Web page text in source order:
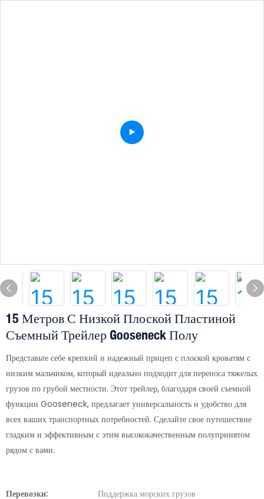
15 Метров С Низкой Плоской Пластиной
Съемный Трейлер Gooseneck Полу
Представьте себе крепкий и надежный прицеп с плоской кроватям с
низким мальчиком, который идеально подходит для переноса тяжелых
грузов по грубой местности. Этот трейлер, благодаря своей съемной
функции Gooseneck, предлагает универсальность и удобство для
всех ваших транспортных потребностей. Сделайте свое путешествие
гладким и эффективным с этим высококачественным полупринятом
рядом с вами.
Перевозки:
Поддержка морских грузов